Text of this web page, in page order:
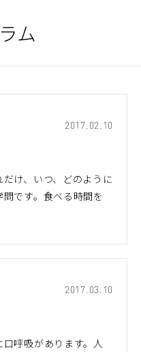
ム
2017.02.10
だけ、いつ、どのように
です。食べる時間を
2017.03.10
口呼吸があります。人